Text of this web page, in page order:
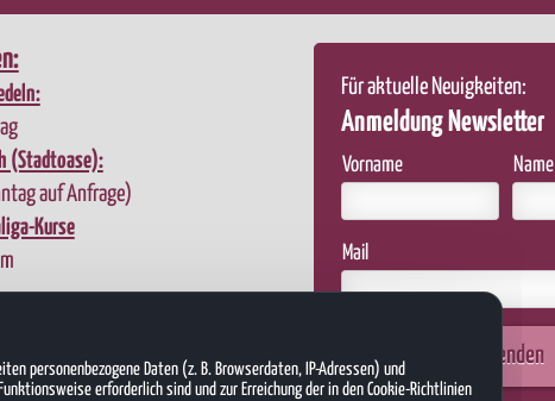
(Stadtoase):
auf Anfrage)
Kurse
Für aktuelle Neuigkeiten:
Anmeldung Newsletter
Vorname Name
Mail
Absenden
personenbezogene Daten (z. B. Browserdaten, IP-Adressen) und
erforderlich sind und zur Erreichung der in den Cookie-Richtlinien